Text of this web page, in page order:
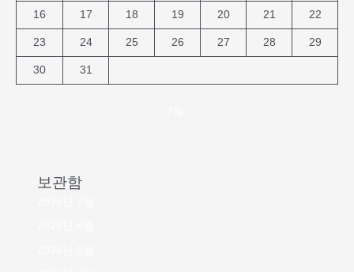
16 17 18 19 20 21 22
23 24 25 26 27 28 29
30 31
보관함